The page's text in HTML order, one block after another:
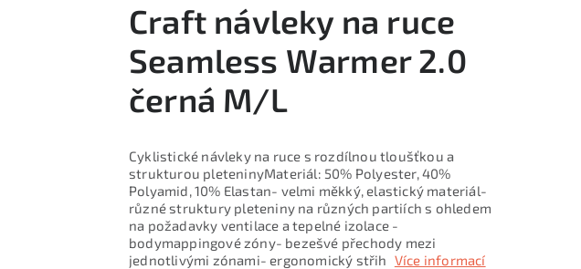
Craft návleky na ruce
Seamless Warmer 2.0
černá M/L
Cyklistické návleky na ruce s rozdílnou tloušťkou a
strukturou pleteninyMateriál: 50% Polyester, 40%
Polyamid, 10% Elastan- velmi měkký, elastický materiál-
různé struktury pleteniny na různých partiích s ohledem
na požadavky ventilace a tepelné izolace -
bodymappingové zóny- bezešvé přechody mezi
jednotlivými zónami- ergonomický střih Více informací